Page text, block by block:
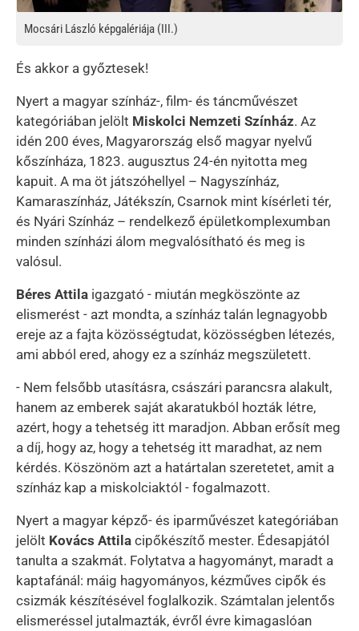
Mocsári László képgalériája (III.)
És akkor a győztesek!
Nyert a magyar színház-, film- és táncművészet
kategóriában jelölt Miskolci Nemzeti Színház. Az
idén 200 éves, Magyarország első magyar nyelvű
kőszínháza, 1823. augusztus 24-én nyitotta meg
kapuit. A ma öt játszóhellyel – Nagyszínház,
Kamaraszínház, Játékszín, Csarnok mint kísérleti tér,
és Nyári Színház – rendelkező épületkomplexumban
minden színházi álom megvalósítható és meg is
valósul.
Béres Attila igazgató - miután megköszönte az
elismerést - azt mondta, a színház talán legnagyobb
ereje az a fajta közösségtudat, közösségben létezés,
ami abból ered, ahogy ez a színház megszületett.
- Nem felsőbb utasításra, császári parancsra alakult,
hanem az emberek saját akaratukból hozták létre,
azért, hogy a tehetség itt maradjon. Abban erősít meg
a díj, hogy az, hogy a tehetség itt maradhat, az nem
kérdés. Köszönöm azt a határtalan szeretetet, amit a
színház kap a miskolciaktól - fogalmazott.
Nyert a magyar képző- és iparművészet kategóriában
jelölt Kovács Attila cipőkészítő mester. Édesapjától
tanulta a szakmát. Folytatva a hagyományt, maradt a
kaptafánál: máig hagyományos, kézműves cipők és
csizmák készítésével foglalkozik. Számtalan jelentős
elismeréssel jutalmazták, évről évre kimagaslóan